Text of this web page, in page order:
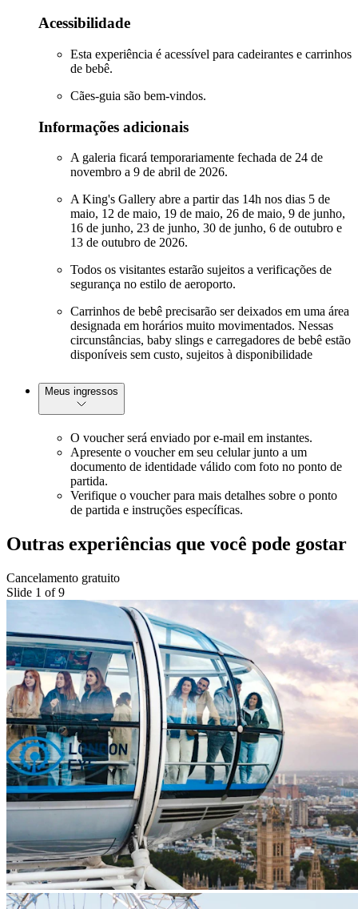
Acessibilidade
Esta experiência é acessível para cadeirantes e carrinhos
de bebê.
Cães-guia são bem-vindos.
Informações adicionais
A galeria ficará temporariamente fechada de 24 de
novembro a 9 de abril de 2026.
A King's Gallery abre a partir das 14h nos dias 5 de
maio, 12 de maio, 19 de maio, 26 de maio, 9 de junho,
16 de junho, 23 de junho, 30 de junho, 6 de outubro e
13 de outubro de 2026.
Todos os visitantes estarão sujeitos a verificações de
segurança no estilo de aeroporto.
Carrinhos de bebê precisarão ser deixados em uma área
designada em horários muito movimentados. Nessas
circunstâncias, baby slings e carregadores de bebê estão
disponíveis sem custo, sujeitos à disponibilidade
Meus ingressos
O voucher será enviado por e-mail em instantes.
Apresente o voucher em seu celular junto a um
documento de identidade válido com foto no ponto de
partida.
Verifique o voucher para mais detalhes sobre o ponto
de partida e instruções específicas.
Outras experiências que você pode gostar
Cancelamento gratuito
Slide 1 of 9